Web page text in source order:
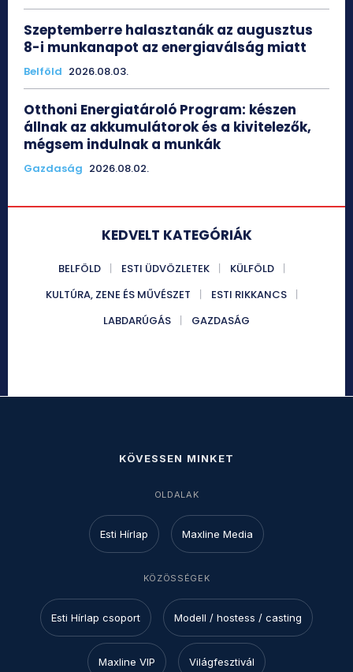
Szeptemberre halasztanák az augusztus
8-i munkanapot az energiaválság miatt
Belföld 2026.08.03.
Otthoni Energiatároló Program: készen
állnak az akkumulátorok és a kivitelezők,
mégsem indulnak a munkák
Gazdaság 2026.08.02.
KEDVELT KATEGÓRIÁK
BELFÖLD ESTI ÜDVÖZLETEK
KÜLFÖLD
KULTÚRA, ZENE ÉS MŰVÉSZET
ESTI RIKKANCS
LABDARÚGÁS
GAZDASÁG
KÖVESSEN MINKET
OLDALAK
Esti Hírlap Maxline Media
KÖZÖSSÉGEK
Esti Hírlap csoport Modell / hostess / casting
Maxline VIP Világfesztivál